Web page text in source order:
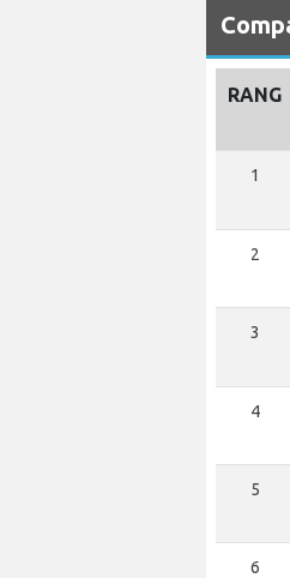
RANG
1
2
3
4
5
6